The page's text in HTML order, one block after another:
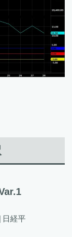
日経平